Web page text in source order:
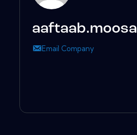
aaftaab.moosa
Email Company